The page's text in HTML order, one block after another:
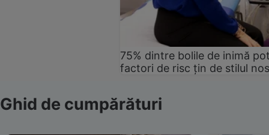
75% dintre bolile de inimă
factori de risc țin de stilul
Ghid de cumpărături